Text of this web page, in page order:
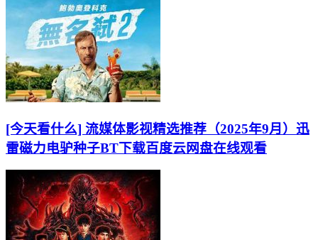
[今天看什么] 流媒体影视精选推荐（2025年9月）迅
雷磁力电驴种子BT下载百度云网盘在线观看